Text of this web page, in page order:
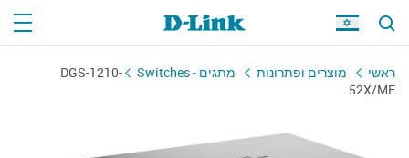
ראשי מוצרים ופתרונות מתגים - Switches
DGS-1210-
52X/ME